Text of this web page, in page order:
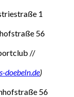
1
56
//
doebeln.de)
56